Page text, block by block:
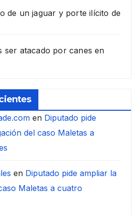
de un jaguar y porte ilícito de
ser atacado por canes en
en Diputado pide
del caso Maletas a
en Diputado pide ampliar la
Maletas a cuatro